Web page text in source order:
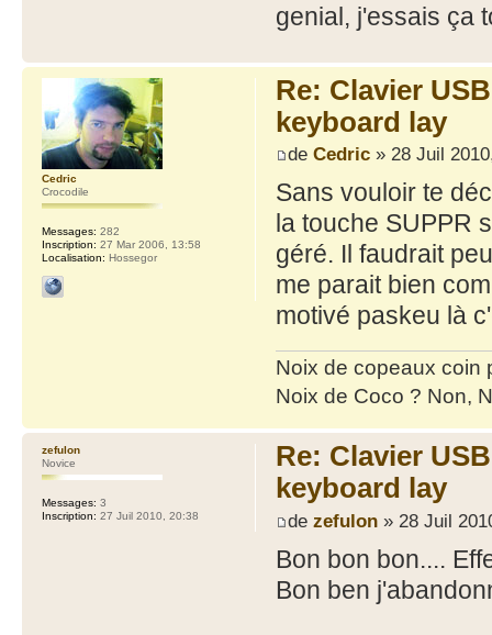
genial, j'essais ça
Re: Clavier
keyboard lay
de Cedric» 28 Juil
Sans vouloir te
la touche SUPPR
géré. Il faudrait
me parait bien
motivé paskeu là
Noix de copeaux coin
Noix de Coco ? Non,
Cedric
Crocodile
Messages: 282
Inscription: 27 Mar 2006, 13:58
Localisation: Hossegor
Re: Clavier
keyboard lay
de zefulon» 28 Juil
Bon bon bon....
Bon ben
zefulon
Novice
Messages: 3
Inscription: 27 Juil 2010, 20:38